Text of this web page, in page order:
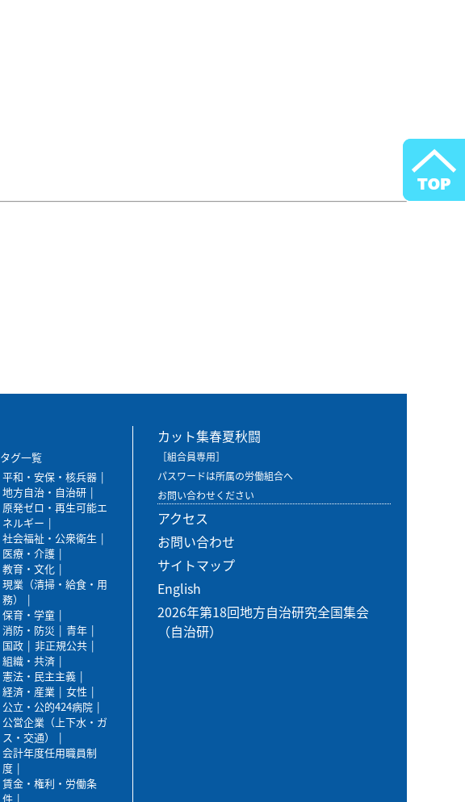
タグ一覧
平和・安保・核兵器
地方自治・自治研
原発ゼロ・再生可能エ
ネルギー
社会福祉・公衆衛生
医療・介護
教育・文化
現業（清掃・給食・用
務）
保育・学童
消防・防災
青年
国政
非正規公共
組織・共済
憲法・民主主義
経済・産業
女性
公立・公的424病院
公営企業（上下水・ガ
ス・交通）
会計年度任用職員制
度
賃金・権利・労働条
件
カット集春夏秋闘
［組合員専用］
パスワードは所属の労働組合へ
お問い合わせください
アクセス
お問い合わせ
サイトマップ
English
2026年第18回地方自治研究全国集会
（自治研）